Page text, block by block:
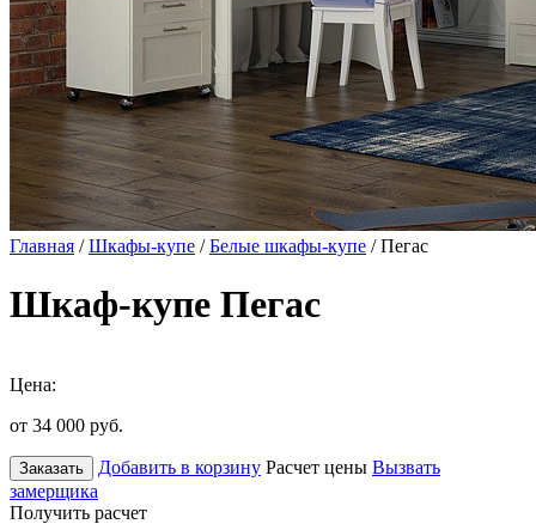
Главная /Шкафы-купе /Белые шкафы-купе / Пегас
Шкаф-купе Пегас
Цена:
от 34 000 руб.
Заказать Добавить в корзину Расчет цены Вызвать
замерщика
Получить расчет